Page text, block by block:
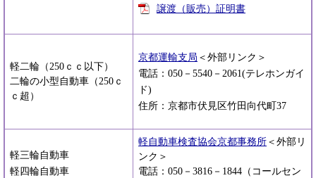
譲渡（販売）証明書
軽二輪（250ｃｃ以下）
二輪の小型自動車（250ｃ
ｃ超）
京都運輸支局 ＜外部リンク＞
電話：050－5540－2061(テレホンガイ
ド)
住所：京都市伏見区竹田向代町37
軽三輪自動車
軽四輪自動車
軽自動車検査協会京都事務所 ＜外部リ
ンク＞
電話：050－3816－1844（コールセン